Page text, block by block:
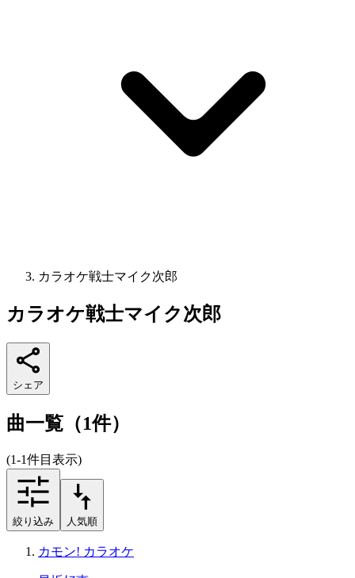
カラオケ戦士マイク次郎
カラオケ戦士マイク次郎
シェア
曲一覧（1件）
(1-1件目表示)
絞り込み 人気順
カモン! カラオケ